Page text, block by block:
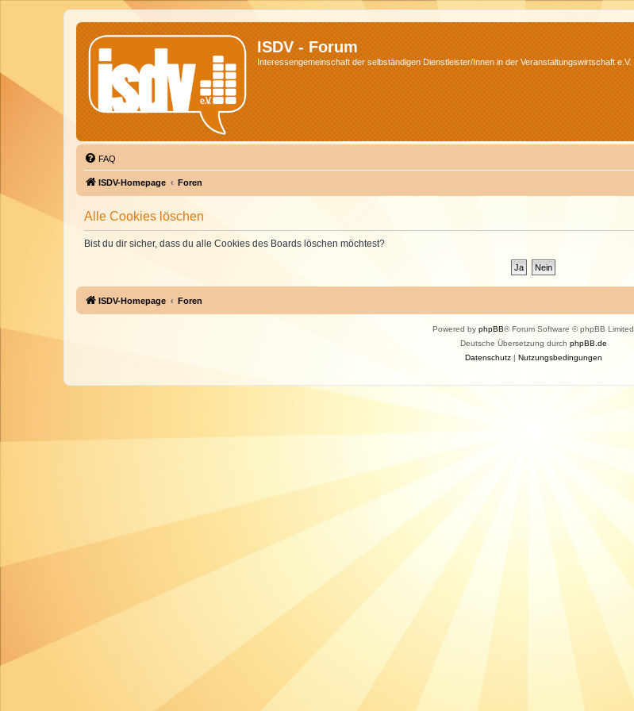
ISDV - Forum
Interessengemeinschaft der selbständigen Dienstleister/Innen in der Veranstaltungswirtschaft e.V.
FAQ
ISDV-Homepage Foren
Alle Cookies löschen
Bist du dir sicher, dass du alle Cookies des Boards löschen möchtest?
ISDV-Homepage Foren
Powered by phpBB® Forum Software © phpBB Limited
Deutsche Übersetzung durch phpBB.de
Datenschutz| Nutzungsbedingungen